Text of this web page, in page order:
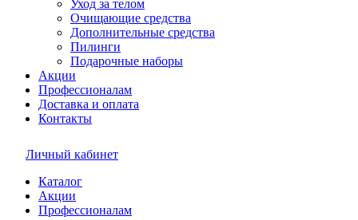
Уход за телом
Очищающие средства
Дополнительные средства
Пилинги
Подарочные наборы
Акции
Профессионалам
Доставка и оплата
Контакты
Личный кабинет
Каталог
Акции
Профессионалам